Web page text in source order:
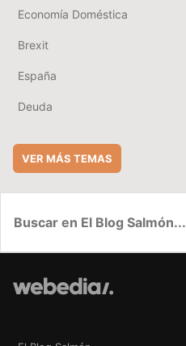
Economía Doméstica
Brexit
España
Deuda
VER MÁS TEMAS